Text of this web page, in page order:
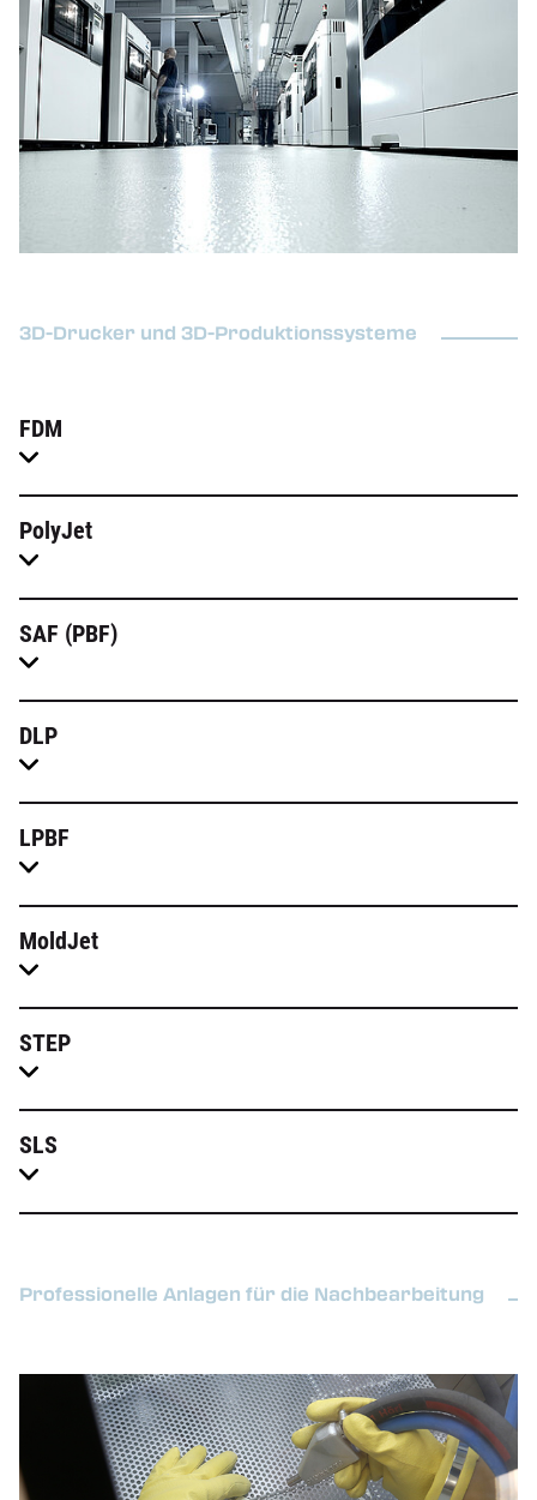
3D-Drucker und 3D-Produktionssysteme
FDM
PolyJet
SAF (PBF)
DLP
LPBF
MoldJet
STEP
SLS
Professionelle Anlagen für die Nachbearbeitung